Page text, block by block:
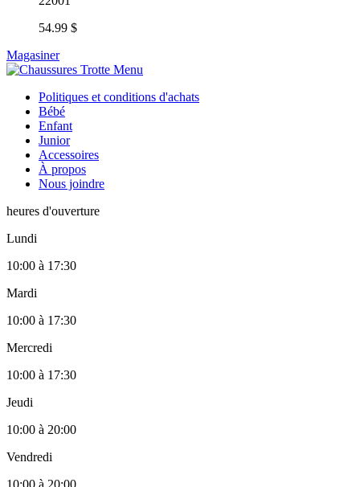
54.99 $
Magasiner
Politiques et conditions d'achats
Bébé
Enfant
Junior
Accessoires
À propos
Nous joindre
heures d'ouverture
Lundi
10:00 à 17:30
Mardi
10:00 à 17:30
Mercredi
10:00 à 17:30
Jeudi
10:00 à 20:00
Vendredi
10:00 à 20:00